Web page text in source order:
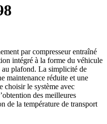
par compresseur entraîné
intégré à la forme du véhicule
au plafond. La simplicité de
maintenance réduite et une
choisir le système avec
des meilleures
de la température de transport